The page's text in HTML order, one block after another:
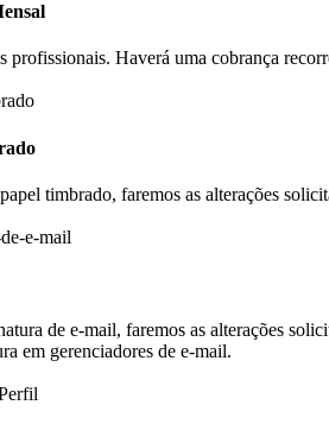
profissionais. Haverá uma cobrança
timbrado, faremos as alterações
de e-mail, faremos as alterações
em gerenciadores de e-mail.